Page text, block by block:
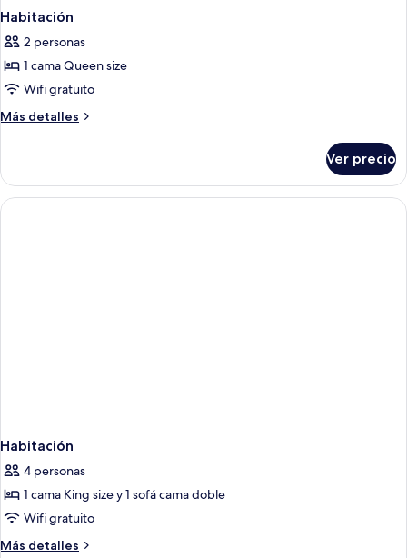
Habitación
2 personas
1 cama Queen size
Wifi gratuito
Más detalles
Más
Ver precio
Habitación
4 personas
1 cama King size y 1 sofá cama doble
Wifi gratuito
Más detalles
Más